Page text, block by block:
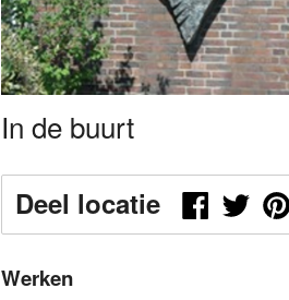
In de buurt
Deel locatie
Werken